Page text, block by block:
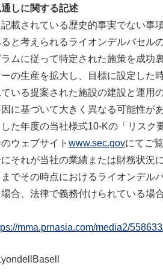
しに関する記述
載されている歴史的事実でない事
と考えられるライオンデルバセル
ラムに従って特定された施策を成
の生産を拡大し、目標に設定した
いる提案された施設の建設と運用
に基づいて大きく異なる可能性が
した年度の当社様式10-Kの「リス
ウェブサイト www.sec.govにてご
にそれが当社の業績または財務状況
までその時点におけるライオンデ
合、法律で義務付けられている場
mma.prnasia.com/media2/